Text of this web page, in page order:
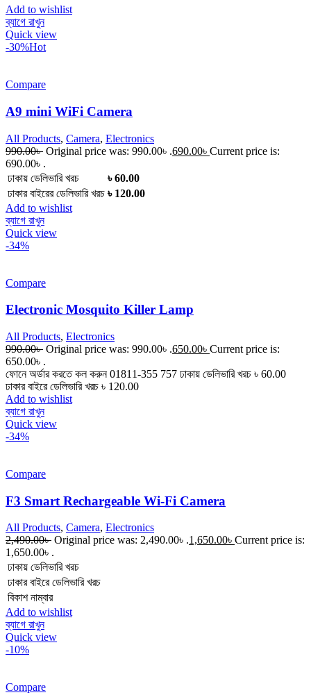
Add to wishlist
ব্যাগে রাখুন
Quick view
-30%Hot
Compare
A9 mini WiFi Camera
All Products, Camera, Electronics
990.00৳ Original price was: 990.00৳ .690.00৳ Current price is:
690.00৳ .
ঢাকায় ডেলিভারি খরচ
৳ 60.00
ঢাকার বাইরের ডেলিভারি খরচ ৳ 120.00
Add to wishlist
ব্যাগে রাখুন
Quick view
-34%
Compare
Electronic Mosquito Killer Lamp
All Products, Electronics
990.00৳ Original price was: 990.00৳ .650.00৳ Current price is:
650.00৳ .
ফোনে অর্ডার করতে কল করুন 01811-355 757 ঢাকায় ডেলিভারি খরচ ৳ 60.00
ঢাকার বাইরে ডেলিভারি খরচ ৳ 120.00
Add to wishlist
ব্যাগে রাখুন
Quick view
-34%
Compare
F3 Smart Rechargeable Wi-Fi Camera
All Products, Camera, Electronics
2,490.00৳ Original price was: 2,490.00৳ .1,650.00৳ Current price is:
1,650.00৳ .
ঢাকায় ডেলিভারি খরচ
ঢাকার বাইরে ডেলিভারি খরচ
বিকাশ নাম্বার
Add to wishlist
ব্যাগে রাখুন
Quick view
-10%
Compare